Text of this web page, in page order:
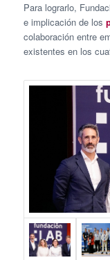
Para lograrlo,
e implicación de los
colaboración entre
existentes en los